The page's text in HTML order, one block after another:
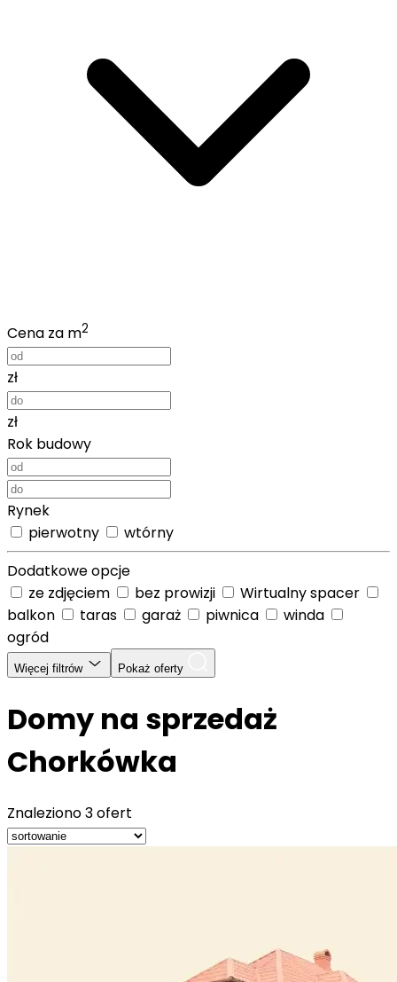
Cena za m2
zł
zł
Rok budowy
Rynek
pierwotny
wtórny
Dodatkowe opcje
ze zdjęciem
bez prowizji
Wirtualny spacer
balkon
taras garaż piwnica
winda
ogród
Więcej filtrów Pokaż oferty
Domy na sprzedaż
Chorkówka
Znaleziono3 ofert